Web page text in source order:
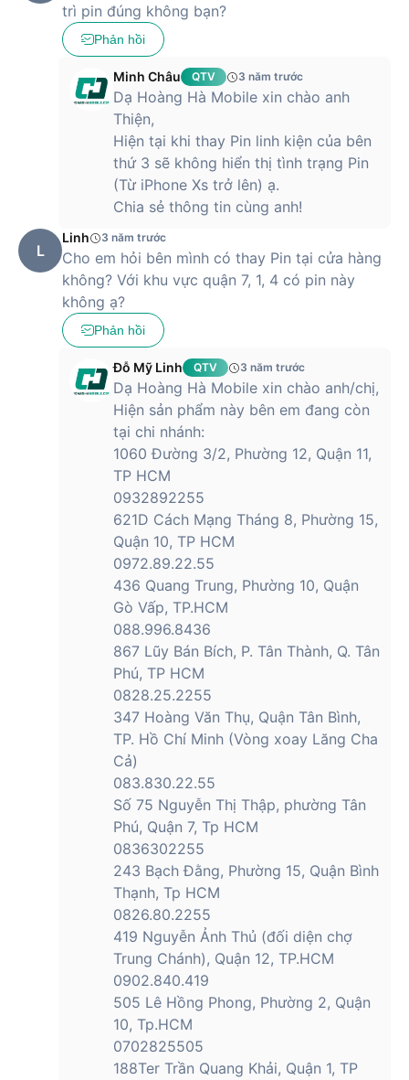
trì pin đúng không bạn?
Phản hồi
Minh Châu QTV 3 năm trước
Dạ Hoàng Hà Mobile xin chào anh
Thiện,
Hiện tại khi thay Pin linh kiện của bên
thứ 3 sẽ không hiển thị tình trạng Pin
(Từ iPhone Xs trở lên) ạ.
Chia sẻ thông tin cùng anh!
L
Linh 3 năm trước
Cho em hỏi bên mình có thay Pin tại cửa hàng
không? Với khu vực quận 7, 1, 4 có pin này
không ạ?
Phản hồi
Đỗ Mỹ Linh QTV 3 năm trước
Dạ Hoàng Hà Mobile xin chào anh/chị,
Hiện sản phẩm này bên em đang còn
tại chi nhánh:
1060 Đường 3/2, Phường 12, Quận 11,
TP HCM
0932892255
621D Cách Mạng Tháng 8, Phường 15,
Quận 10, TP HCM
0972.89.22.55
436 Quang Trung, Phường 10, Quận
Gò Vấp, TP.HCM
088.996.8436
867 Lũy Bán Bích, P. Tân Thành, Q. Tân
Phú, TP HCM
0828.25.2255
347 Hoàng Văn Thụ, Quận Tân Bình,
TP. Hồ Chí Minh (Vòng xoay Lăng Cha
Cả)
083.830.22.55
Số 75 Nguyễn Thị Thập, phường Tân
Phú, Quận 7, Tp HCM
0836302255
243 Bạch Đằng, Phường 15, Quận Bình
Thạnh, Tp HCM
0826.80.2255
419 Nguyễn Ảnh Thủ (đối diện chợ
Trung Chánh), Quận 12, TP.HCM
0902.840.419
505 Lê Hồng Phong, Phường 2, Quận
10, Tp.HCM
0702825505
188Ter Trần Quang Khải, Quận 1, TP